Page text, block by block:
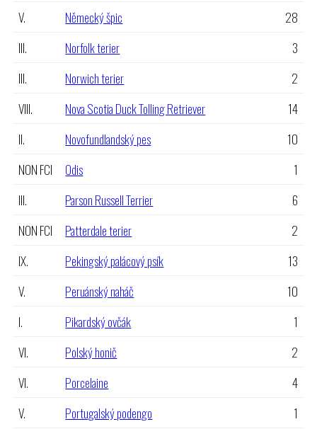
V.
Německý špic
28
III.
Norfolk terier
3
III.
Norwich terier
2
VIII.
Nova Scotia Duck Tolling Retriever
14
II.
Novofundlandský pes
10
NON FCI
Odis
1
III.
Parson Russell Terrier
6
NON FCI
Patterdale terier
2
IX.
Pekingský palácový psík
13
V.
Peruánský naháč
10
I.
Pikardský ovčák
1
VI.
Polský honič
2
VI.
Porcelaine
4
V.
Portugalský podengo
1